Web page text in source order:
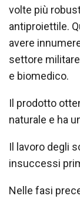
volte più
antiproiettile.
avere
settore
e biomedico.
Il prodotto
naturale e ha
Il lavoro degli
insuccessi
Nelle fasi